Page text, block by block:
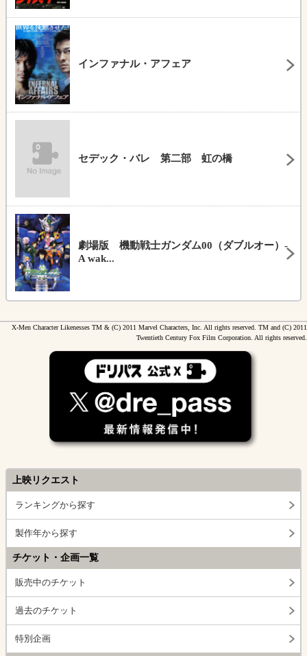
インファナル・アフェア
セデック・バレ 第二部 虹の橋
劇場版 機動戦士ガンダム00（ダブルオー）-
A wak...
X-Men Character Likenesses TM & (C) 2011 Marvel Characters, Inc. All rights reserved. TM and (C) 2011
Twentieth Century Fox Film Corporation. All rights reserved.
上映リクエスト
ランキングから探す
製作年から探す
チケット・企画一覧
販売中のチケット
過去のチケット
特別企画